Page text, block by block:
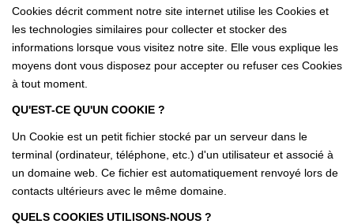
ESTIMER
NOTRE AGENCE
Notre Équipe
CONTACT
Cookies décrit comment notre site internet utilise les Cookies et
les technologies similaires pour collecter et stocker des
informations lorsque vous visitez notre site. Elle vous explique les
moyens dont vous disposez pour accepter ou refuser ces Cookies
à tout moment.
QU'EST-CE QU'UN COOKIE ?
Un Cookie est un petit fichier stocké par un serveur dans le
terminal (ordinateur, téléphone, etc.) d'un utilisateur et associé à
un domaine web. Ce fichier est automatiquement renvoyé lors de
contacts ultérieurs avec le même domaine.
QUELS COOKIES UTILISONS-NOUS ?